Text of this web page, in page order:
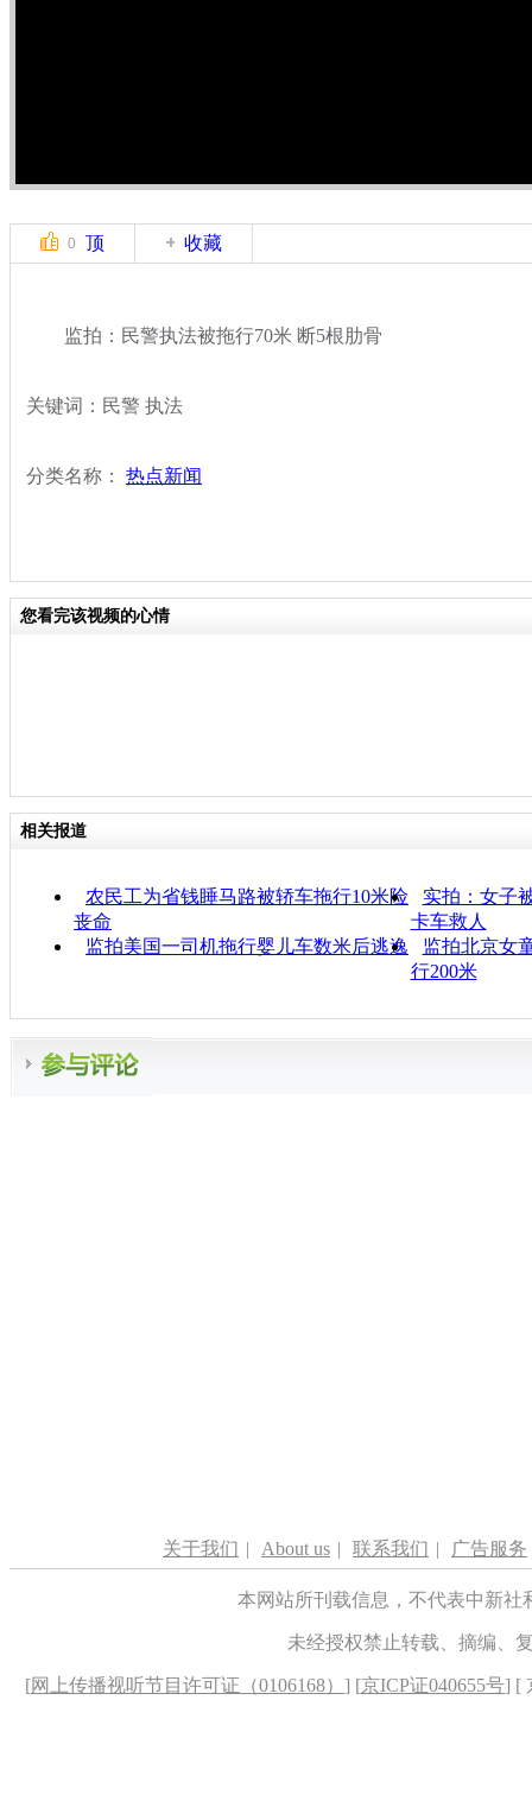
0 顶 收藏
监拍：民警执法被拖行70米 断5根肋骨
关键词：民警 执法
分类名称： 热点新闻
您看完该视频的心情
相关报道
农民工为省钱睡马路被轿车拖行10米险
丧命
实拍：女子
卡车救人
监拍美国一司机拖行婴儿车数米后逃逸
监拍北京女
行200米
关于我们 | About us | 联系我们 | 广告服务
本网站所刊载信息，不代表中新
未经授权禁止转载、摘编、
[网上传播视听节目许可证（0106168） ] [京ICP证040655号] [